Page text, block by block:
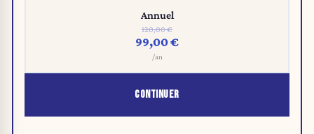
Annuel
120,00 €
99,00 €
/an
CONTINUER